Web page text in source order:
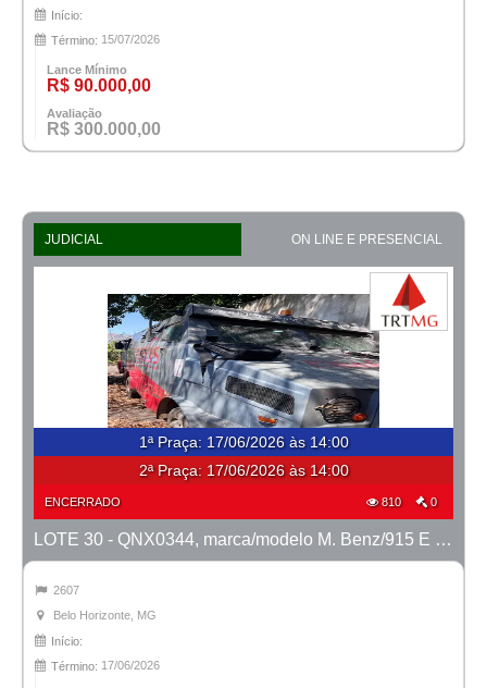
Início:
Término: 15/07/2026
Lance Mínimo
R$ 90.000,00
Avaliação
R$ 300.000,00
JUDICIAL ON LINE E PRESENCIAL
1ª Praça: 17/06/2026 às 14:00
2ª Praça: 17/06/2026 às 14:00
ENCERRADO 810 0
LOTE 30 - QNX0344, marca/modelo M. Benz/915 E MTX TVAL, ano 2016/2016
2607
Belo Horizonte, MG
Início:
Término: 17/06/2026